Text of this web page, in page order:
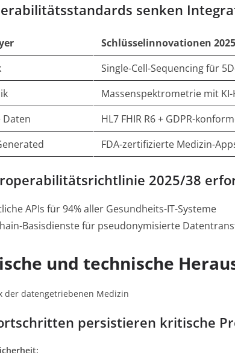
senken
Schlüsselinnovationen 2025
Single-Cell-Sequencing für
Massenspektrometrie mit
Daten
HL7 FHIR R6 + GDPR-
FDA-zertifizierte Medizin-
2025/38
APIs für 94% aller Gesundheits-IT-Systeme
Basisdienste für pseudonymisierte
und technische
der datengetriebenen Medizin
persistieren kritische